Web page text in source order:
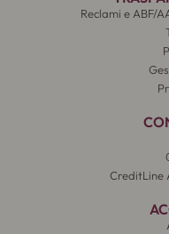
Reclami e ABF/
CreditLine